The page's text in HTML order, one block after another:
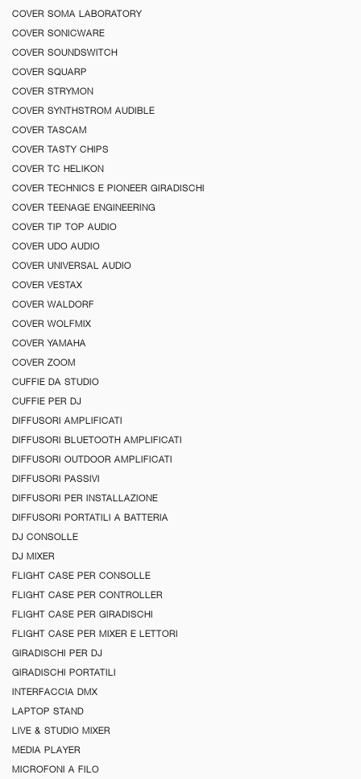
COVER SOMA LABORATORY
COVER SONICWARE
COVER SOUNDSWITCH
COVER SQUARP
COVER STRYMON
COVER SYNTHSTROM AUDIBLE
COVER TASCAM
COVER TASTY CHIPS
COVER TC HELIKON
COVER TECHNICS E PIONEER GIRADISCHI
COVER TEENAGE ENGINEERING
COVER TIP TOP AUDIO
COVER UDO AUDIO
COVER UNIVERSAL AUDIO
COVER VESTAX
COVER WALDORF
COVER WOLFMIX
COVER YAMAHA
COVER ZOOM
CUFFIE DA STUDIO
CUFFIE PER DJ
DIFFUSORI AMPLIFICATI
DIFFUSORI BLUETOOTH AMPLIFICATI
DIFFUSORI OUTDOOR AMPLIFICATI
DIFFUSORI PASSIVI
DIFFUSORI PER INSTALLAZIONE
DIFFUSORI PORTATILI A BATTERIA
DJ CONSOLLE
DJ MIXER
FLIGHT CASE PER CONSOLLE
FLIGHT CASE PER CONTROLLER
FLIGHT CASE PER GIRADISCHI
FLIGHT CASE PER MIXER E LETTORI
GIRADISCHI PER DJ
GIRADISCHI PORTATILI
INTERFACCIA DMX
LAPTOP STAND
LIVE & STUDIO MIXER
MEDIA PLAYER
MICROFONI A FILO